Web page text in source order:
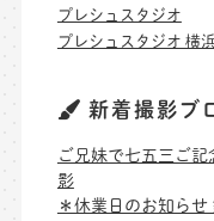
プレシュスタジオ
プレシュスタジオ 横
新着撮影ブ
ご兄妹で七五三ご
影
＊休業日のお知ら